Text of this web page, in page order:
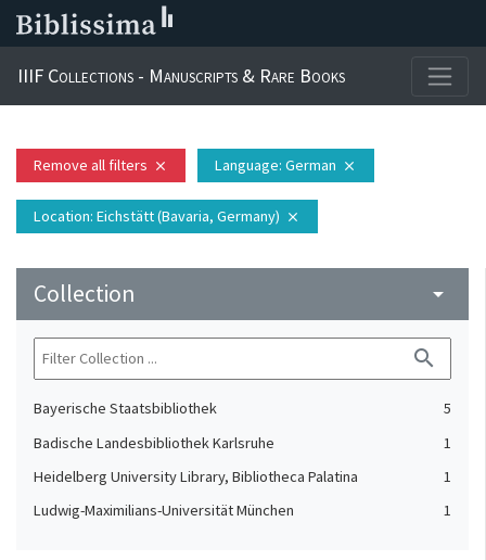
IIIF Collections - Manuscripts & Rare Books
Remove all filters close Language: German close
Location: Eichstätt (Bavaria, Germany) close
Collection arrow_drop_down
search
Bayerische Staatsbibliothek
5
Badische Landesbibliothek Karlsruhe
1
Heidelberg University Library, Bibliotheca Palatina
1
Ludwig-Maximilians-Universität München
1